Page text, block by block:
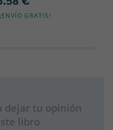
¡ENVÍO GRATIS!
dejar tu opinión
libro